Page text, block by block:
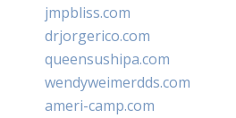
jmpbliss.com
drjorgerico.com
queensushipa.com
wendyweimerdds.com
ameri-camp.com